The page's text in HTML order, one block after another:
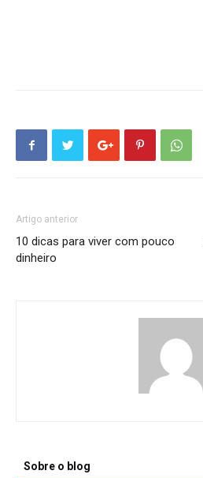
Artigo anterior
10 dicas para viver com pouco
dinheiro
Sobre o blog